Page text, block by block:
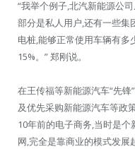
“我举个例子,北汽新能源公
部分是私人用户,还有一些集
电桩,能够正常使用车辆有多
15%。” 郑刚说。
在王传福等新能源汽车“先
及优先采购新能源汽车等政
10年前的电子商务,当时是
网,完全是靠商业的模式发展